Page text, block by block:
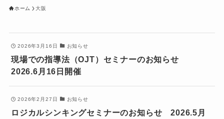
ホーム 大阪
2026年3月16日 お知らせ
現場での指導法（OJT）セミナーのお知らせ
2026.6月16日開催
2026年2月27日 お知らせ
ロジカルシンキングセミナーのお知らせ 2026.5月